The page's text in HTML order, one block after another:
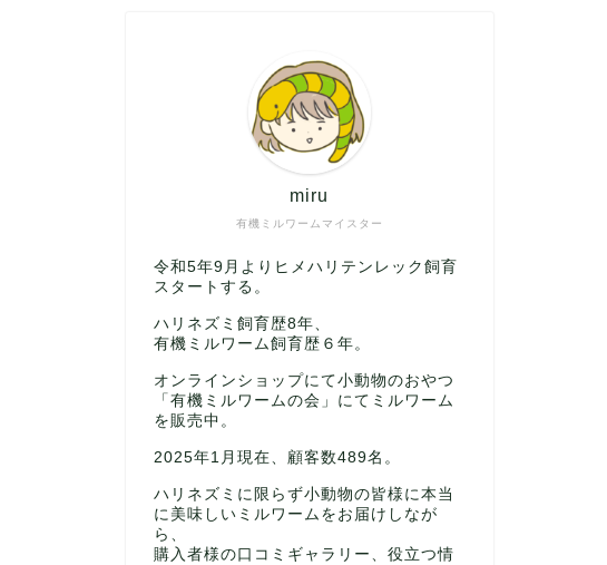
有機ミルワームマイスター
miru
令和5年9月よりヒメハリテンレック飼育
スタートする。
ハリネズミ飼育歴8年、
有機ミルワーム飼育歴６年。
オンラインショップにて小動物のおやつ
「有機ミルワームの会」にてミルワーム
を販売中。
2025年1月現在、顧客数489名。
ハリネズミに限らず小動物の皆様に本当
に美味しいミルワームをお届けしなが
ら、
購入者様の口コミギャラリー、役立つ情